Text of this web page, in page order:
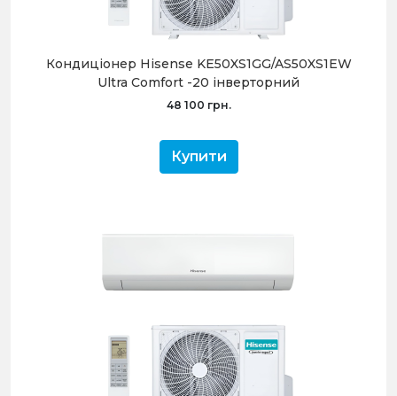
Кондиціонер Hisense KE50XS1GG/AS50XS1EW
Ultra Comfort -20 інверторний
48 100 грн.
Купити